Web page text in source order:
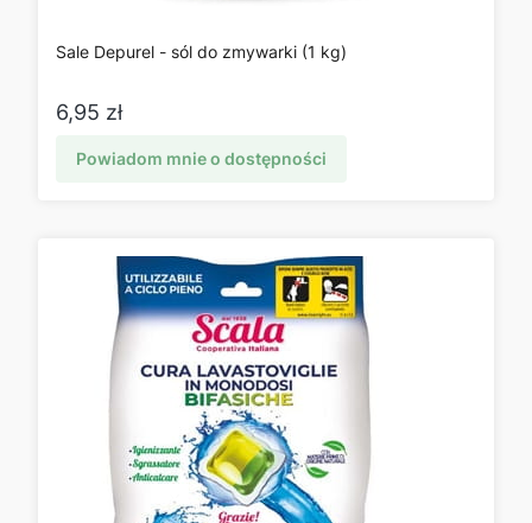
Sale Depurel - sól do zmywarki (1 kg)
Cena
6,95 zł
Powiadom mnie o dostępności